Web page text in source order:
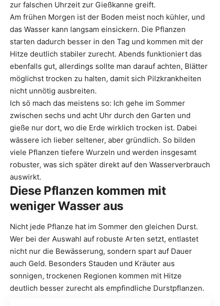
zur falschen Uhrzeit zur Gießkanne greift.
Am frühen Morgen ist der Boden meist noch kühler, und
das Wasser kann langsam einsickern. Die Pflanzen
starten dadurch besser in den Tag und kommen mit der
Hitze deutlich stabiler zurecht. Abends funktioniert das
ebenfalls gut, allerdings sollte man darauf achten, Blätter
möglichst trocken zu halten, damit sich Pilzkrankheiten
nicht unnötig ausbreiten.
Ich sö mach das meistens so: Ich gehe im Sommer
zwischen sechs und acht Uhr durch den Garten und
gieße nur dort, wo die Erde wirklich trocken ist. Dabei
wässere ich lieber seltener, aber gründlich. So bilden
viele Pflanzen tiefere Wurzeln und werden insgesamt
robuster, was sich später direkt auf den Wasserverbrauch
auswirkt.
Diese Pflanzen kommen mit
weniger Wasser aus
Nicht jede Pflanze hat im Sommer den gleichen Durst.
Wer bei der Auswahl auf robuste Arten setzt, entlastet
nicht nur die Bewässerung, sondern spart auf Dauer
auch Geld. Besonders Stauden und Kräuter aus
sonnigen, trockenen Regionen kommen mit Hitze
deutlich besser zurecht als empfindliche Durstpflanzen.